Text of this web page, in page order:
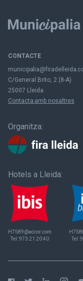
CONTACTE
C/General Brito, 2 (8-A)
25007 Lleida
Contacta amb nosaltres
Organitza:
Hotels a Lleida:
H7589@accor.com
Tel:973 21 20 40
Tel: